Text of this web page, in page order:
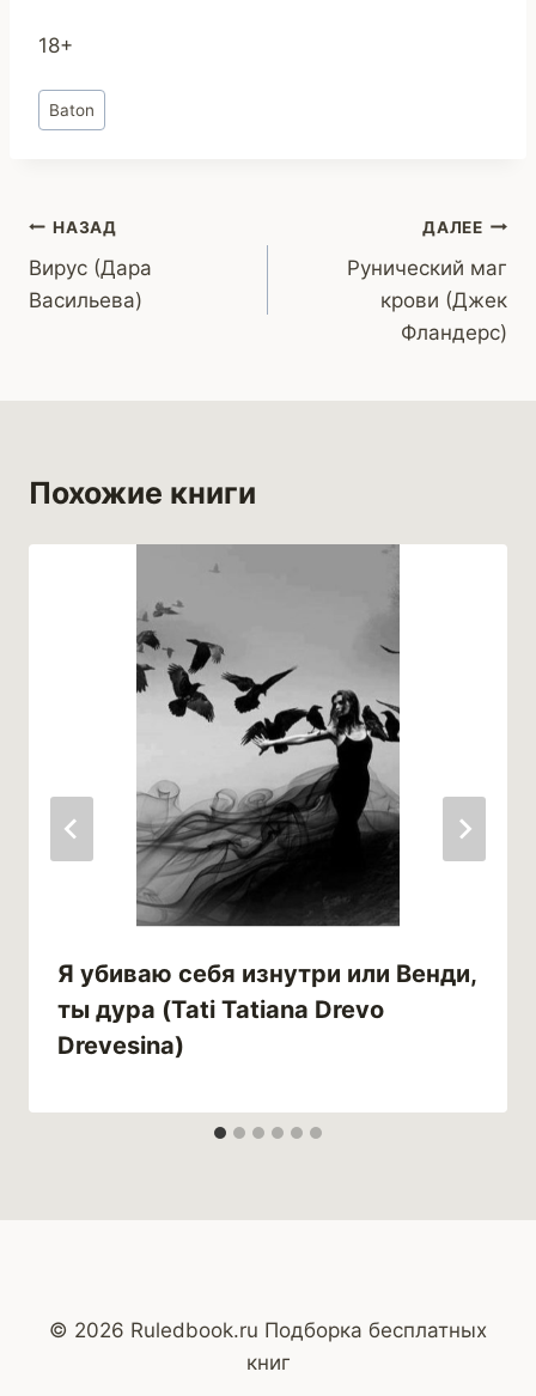
18+
Метки
записи:
Baton
Навигация
по
записям
НАЗАД
Вирус (Дара
Васильева)
ДАЛЕЕ
Рунический маг
крови (Джек
Фландерс)
Похожие книги
Я убиваю себя изнутри или Венди,
ты дура (Tati Tatiana Drevo
Drevesina)
© 2026 Ruledbook.ru Подборка бесплатных
книг